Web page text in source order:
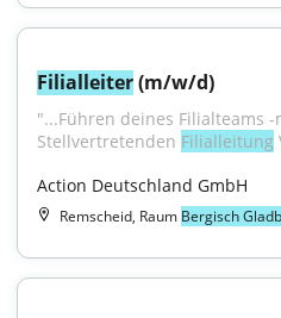
Filialleiter (m/w/d)
"...Führen deines Filialteams
Stellvertretenden Filialleitung
Action Deutschland GmbH
Remscheid, Raum Bergisch